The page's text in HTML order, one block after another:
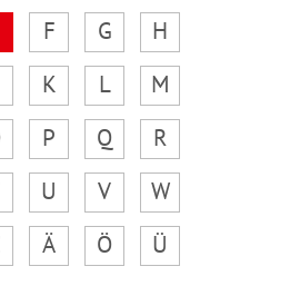
F G
H
K L
M
P Q
R
U V
W
Ä Ö
Ü